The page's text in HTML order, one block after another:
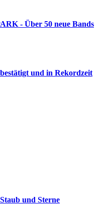
- Über 50 neue Bands
und in Rekordzeit
und Sterne